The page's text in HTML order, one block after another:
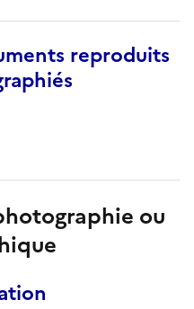
reproduits
ou